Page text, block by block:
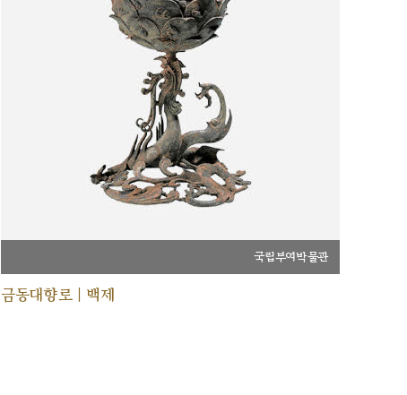
국립부여박물관
금동대향로 | 백제